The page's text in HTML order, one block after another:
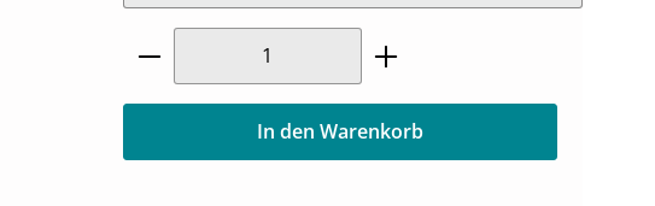
Produkt Anzahl: Gib den
In den Warenkorb